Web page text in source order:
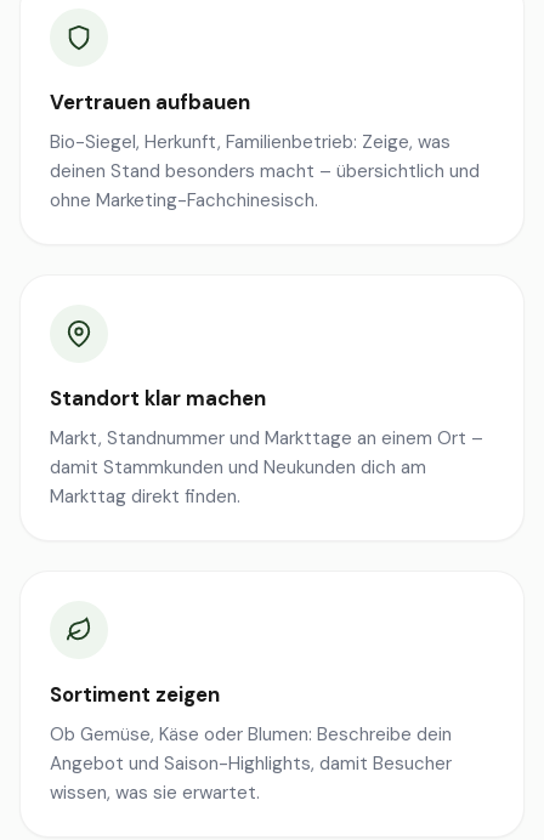
Vertrauen aufbauen
Bio-Siegel, Herkunft, Familienbetrieb: Zeige, was
deinen Stand besonders macht – übersichtlich und
ohne Marketing-Fachchinesisch.
Standort klar machen
Markt, Standnummer und Markttage an einem Ort –
damit Stammkunden und Neukunden dich am
Markttag direkt finden.
Sortiment zeigen
Ob Gemüse, Käse oder Blumen: Beschreibe dein
Angebot und Saison-Highlights, damit Besucher
wissen, was sie erwartet.